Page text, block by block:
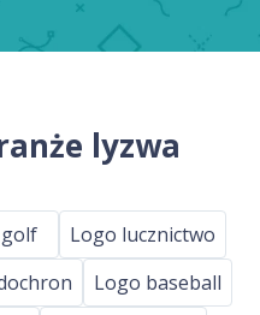
lyzwa
Logo lucznictwo
Logo baseball